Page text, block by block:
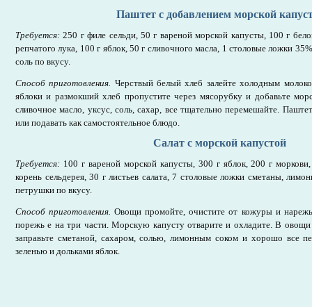
Паштет с добавлением морской
Требуется:250 г филе сельди, 50 г вареной морской капусты, 100 г
репчатого лука, 100 г яблок, 50 г сливочного масла, 1 столовые ложки
соль по вкусу.
Способ приготовления. Черствый белый хлеб залейте холодным
яблоки и размокший хлеб пропустите через мясорубку и добавьте
сливочное масло, уксус, соль, сахар, все тщательно перемешайте.
или подавать как самостоятельное блюдо.
Салат с морской капустой
Требуется: 100 г вареной морской капусты, 300 г яблок, 200 г
корень сельдерея, 30 г листьев салата, 7 столовые ложки сметаны,
петрушки по вкусу.
Способ приготовления.Овощи промойте, очистите от кожуры и
порежь е на три части. Морскую капусту отварите и охладите. В овощи
заправьте сметаной, сахаром, солью, лимонным соком и хорошо все
зеленью и дольками яблок.